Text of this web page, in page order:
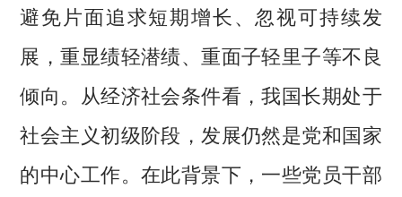
避免片面追求短期增长、忽视可持续发
展，重显绩轻潜绩、重面子轻里子等不良
倾向。从经济社会条件看，我国长期处于
社会主义初级阶段，发展仍然是党和国家
的中心工作。在此背景下，一些党员干部